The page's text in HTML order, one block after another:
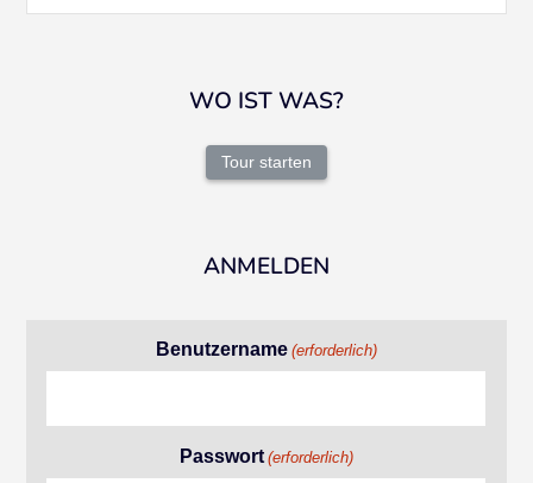
WO IST WAS?
Tour starten
ANMELDEN
Benutzername (erforderlich)
Passwort (erforderlich)